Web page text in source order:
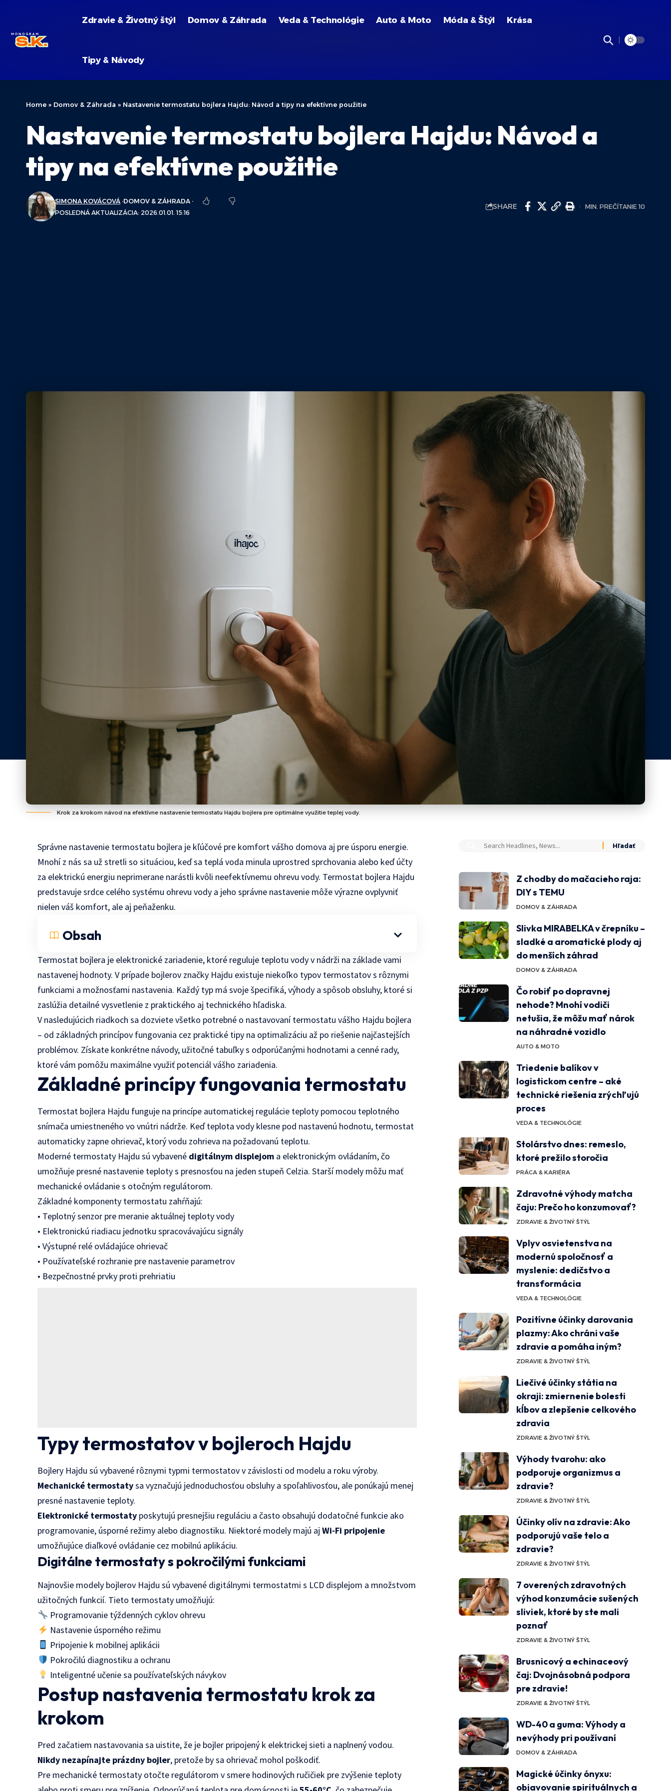
Zdravie & Životný štýl Domov & Záhrada Veda & Technológie Auto & Moto Móda & Štýl Krása
Tipy & Návody
Home » Domov & Záhrada » Nastavenie termostatu bojlera Hajdu: Návod a tipy na efektívne použitie
Nastavenie termostatu bojlera Hajdu: Návod a
tipy na efektívne použitie
POSLEDNÁ AKTUALIZÁCIA: 2026.01.01. 15:16
SIMONA KOVÁCOVÁ DOMOV & ZÁHRADA
SHARE MIN. PREČÍTANIE 10
Krok za krokom návod na efektívne nastavenie termostatu Hajdu bojlera pre optimálne využitie teplej vody.
Správne nastavenie termostatu bojlera je kľúčové pre komfort vášho domova aj pre úsporu energie.
Mnohí z nás sa už stretli so situáciou, keď sa teplá voda minula uprostred sprchovania alebo keď účty
za elektrickú energiu neprimerane narástli kvôli neefektívnemu ohrevu vody. Termostat bojlera Hajdu
predstavuje srdce celého systému ohrevu vody a jeho správne nastavenie môže výrazne ovplyvniť
nielen váš komfort, ale aj peňaženku.
Obsah
Termostat bojlera je elektronické zariadenie, ktoré reguluje teplotu vody v nádrži na základe vami
nastavenej hodnoty. V prípade bojlerov značky Hajdu existuje niekoľko typov termostatov s rôznymi
funkciami a možnosťami nastavenia. Každý typ má svoje špecifiká, výhody a spôsob obsluhy, ktoré si
zaslúžia detailné vysvetlenie z praktického aj technického hľadiska.
V nasledujúcich riadkoch sa dozviete všetko potrebné o nastavovaní termostatu vášho Hajdu bojlera
– od základných princípov fungovania cez praktické tipy na optimalizáciu až po riešenie najčastejších
problémov. Získate konkrétne návody, užitočné tabuľky s odporúčanými hodnotami a cenné rady,
ktoré vám pomôžu maximálne využiť potenciál vášho zariadenia.
Základné princípy fungovania termostatu
Termostat bojlera Hajdu funguje na princípe automatickej regulácie teploty pomocou teplotného
snímača umiestneného vo vnútri nádrže. Keď teplota vody klesne pod nastavenú hodnotu, termostat
automaticky zapne ohrievač, ktorý vodu zohrieva na požadovanú teplotu.
Moderné termostaty Hajdu sú vybavené digitálnym displejom a elektronickým ovládaním, čo
umožňuje presné nastavenie teploty s presnosťou na jeden stupeň Celzia. Starší modely môžu mať
mechanické ovládanie s otočným regulátorom.
Základné komponenty termostatu zahŕňajú:
• Teplotný senzor pre meranie aktuálnej teploty vody
• Elektronickú riadiacu jednotku spracovávajúcu signály
• Výstupné relé ovládajúce ohrievač
• Používateľské rozhranie pre nastavenie parametrov
• Bezpečnostné prvky proti prehriatiu
Typy termostatov v bojleroch Hajdu
Bojlery Hajdu sú vybavené rôznymi typmi termostatov v závislosti od modelu a roku výroby.
Mechanické termostatysa vyznačujú jednoduchosťou obsluhy a spoľahlivosťou, ale ponúkajú menej
presné nastavenie teploty.
Elektronické termostaty poskytujú presnejšiu reguláciu a často obsahujú dodatočné funkcie ako
programovanie, úsporné režimy alebo diagnostiku. Niektoré modely majú ajWi-Fi pripojenie
umožňujúce diaľkové ovládanie cez mobilnú aplikáciu.
Digitálne termostaty s pokročilými funkciami
Najnovšie modely bojlerov Hajdu sú vybavené digitálnymi termostatmi s LCD displejom a množstvom
užitočných funkcií. Tieto termostaty umožňujú:
Programovanie týždenných cyklov ohrevu
Nastavenie úsporného režimu
Pripojenie k mobilnej aplikácii
Pokročilú diagnostiku a ochranu
Inteligentné učenie sa používateľských návykov
Postup nastavenia termostatu krok za
krokom
Pred začatiem nastavovania sa uistite, že je bojler pripojený k elektrickej sieti a naplnený vodou.
Nikdy nezapínajte prázdny bojler, pretože by sa ohrievač mohol poškodiť.
Pre mechanické termostaty otočte regulátorom v smere hodinových ručičiek pre zvýšenie teploty
Z chodby do mačacieho raja:
DIY s TEMU
DOMOV & ZÁHRADA
Slivka MIRABELKA v črepníku –
sladké a aromatické plody aj
do menších záhrad
DOMOV & ZÁHRADA
Čo robiť po dopravnej
nehode? Mnohí vodiči
netušia, že môžu mať nárok
na náhradné vozidlo
AUTO & MOTO
Triedenie balíkov v
logistickom centre – aké
technické riešenia zrýchľujú
proces
VEDA & TECHNOLÓGIE
Stolárstvo dnes: remeslo,
ktoré prežilo storočia
PRÁCA & KARIÉRA
Zdravotné výhody matcha
čaju: Prečo ho konzumovať?
ZDRAVIE & ŽIVOTNÝ ŠTÝL
Vplyv osvietenstva na
modernú spoločnosť a
myslenie: dedičstvo a
transformácia
VEDA & TECHNOLÓGIE
Pozitívne účinky darovania
plazmy: Ako chráni vaše
zdravie a pomáha iným?
ZDRAVIE & ŽIVOTNÝ ŠTÝL
Liečivé účinky státia na
okraji: zmiernenie bolesti
kĺbov a zlepšenie celkového
zdravia
ZDRAVIE & ŽIVOTNÝ ŠTÝL
Výhody tvarohu: ako
podporuje organizmus a
zdravie?
ZDRAVIE & ŽIVOTNÝ ŠTÝL
Účinky olív na zdravie: Ako
podporujú vaše telo a
zdravie?
ZDRAVIE & ŽIVOTNÝ ŠTÝL
7 overených zdravotných
výhod konzumácie sušených
sliviek, ktoré by ste mali
poznať
ZDRAVIE & ŽIVOTNÝ ŠTÝL
Brusnicový a echinaceový
čaj: Dvojnásobná podpora
pre zdravie!
ZDRAVIE & ŽIVOTNÝ ŠTÝL
WD-40 a guma: Výhody a
nevýhody pri používaní
DOMOV & ZÁHRADA
Magické účinky ónyxu:
objavovanie spirituálnych a